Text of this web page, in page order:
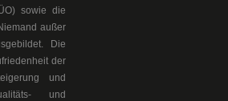
sowie die
außer
Die
der
und
und